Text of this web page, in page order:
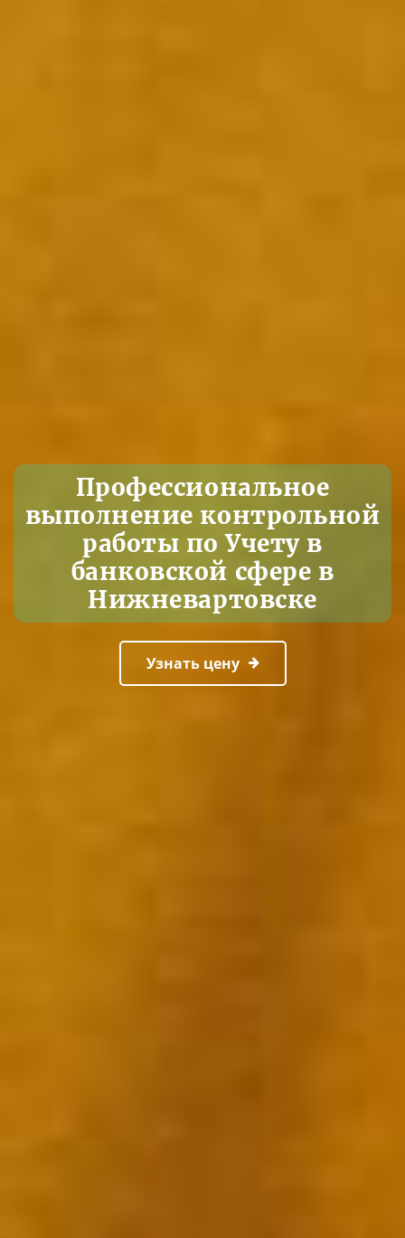
Профессиональное
выполнение контрольной
работы по Учету в
банковской сфере в
Нижневартовске
Узнать цену